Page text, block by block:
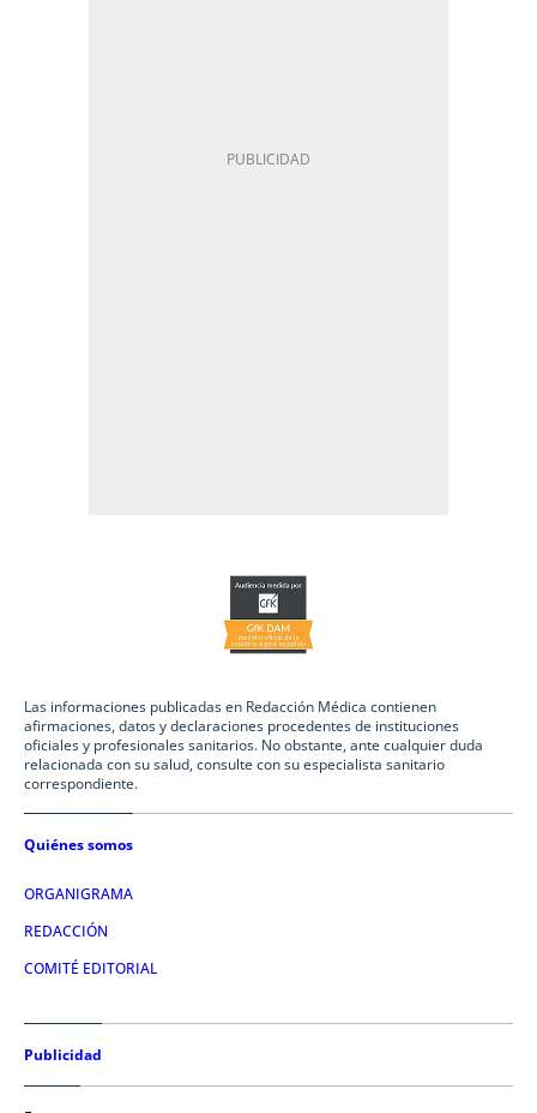
Las informaciones publicadas en Redacción Médica contienen
afirmaciones, datos y declaraciones procedentes de instituciones
oficiales y profesionales sanitarios. No obstante, ante cualquier duda
relacionada con su salud, consulte con su especialista sanitario
correspondiente.
Quiénes somos
ORGANIGRAMA
REDACCIÓN
COMITÉ EDITORIAL
Publicidad